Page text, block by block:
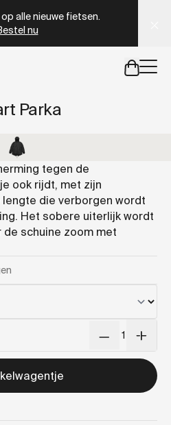
alle nieuwe fietsen.
nu
een testride is dichtbij
Parka
tegen de
ook rijdt, met zijn
die verborgen wordt
Het sobere uiterlijk wordt
schuine zoom met